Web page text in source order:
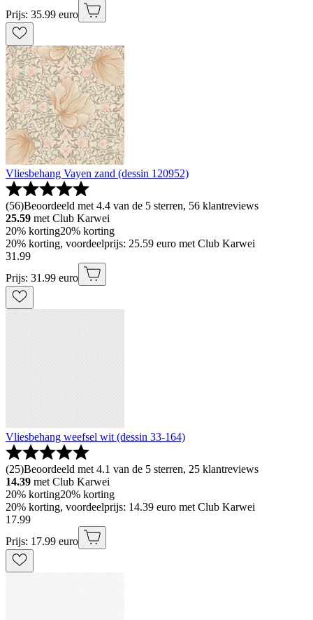
Prijs: 35.99 euro
Vliesbehang Vayen zand (dessin 120952)
(56)Beoordeeld met 4.4 van de 5 sterren, 56 klantreviews
25.59 met Club Karwei
20% korting20% korting
20% korting, voordeelprijs: 25.59 euro met Club Karwei
31.99
Prijs: 31.99 euro
Vliesbehang weefsel wit (dessin 33-164)
(25)Beoordeeld met 4.1 van de 5 sterren, 25 klantreviews
14.39 met Club Karwei
20% korting20% korting
20% korting, voordeelprijs: 14.39 euro met Club Karwei
17.99
Prijs: 17.99 euro